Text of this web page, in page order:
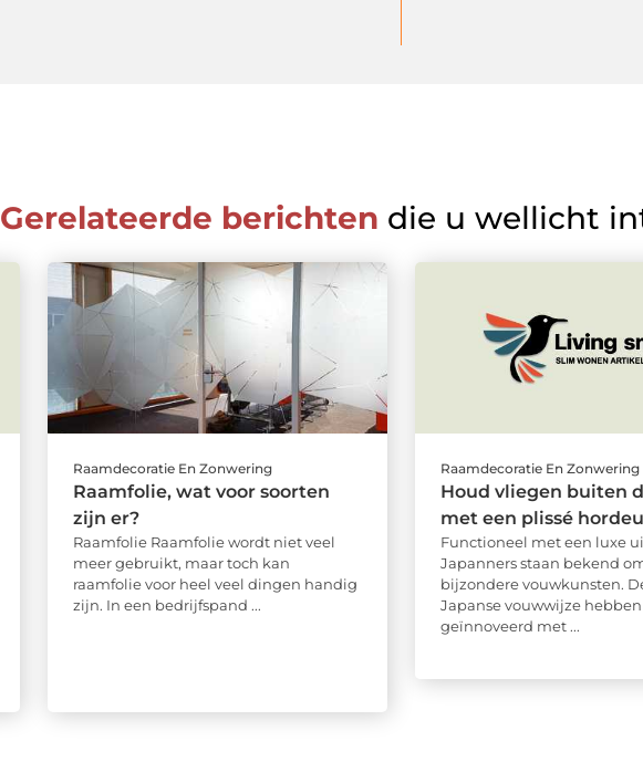
Gerelateerde berichten die u wellicht
Raamdecoratie En Zonwering
Raamfolie, wat voor soorten
zijn er?
Raamfolie Raamfolie wordt niet veel
meer gebruikt, maar toch kan
raamfolie voor heel veel dingen handig
zijn. In een bedrijfspand ...
Raamdecoratie En Zonwering
Houd vliegen buiten
met een plissé
Functioneel met een luxe
Japanners staan bekend
bijzondere vouwkunsten.
Japanse vouwwijze
geïnnoveerd met ...